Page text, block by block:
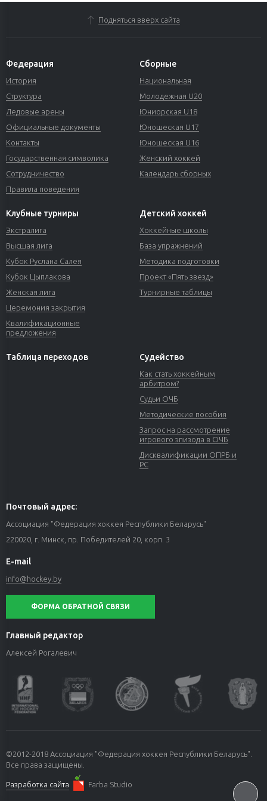
Подняться вверх сайта
Федерация
История
Структура
Ледовые арены
Официальные документы
Контакты
Государственная символика
Сотрудничество
Правила поведения
Сборные
Национальная
Молодежная U20
Юниорская U18
Юношеская U17
Юношеская U16
Женский хоккей
Календарь сборных
Клубные турниры
Экстралига
Высшая лига
Кубок Руслана Салея
Кубок Цыплакова
Женская лига
Церемония закрытия
Квалификационные
предложения
Детский хоккей
Хоккейные школы
База упражнений
Методика подготовки
Проект «Пять звезд»
Турнирные таблицы
Таблица переходов Судейство
Как стать хоккейным
арбитром?
Судьи ОЧБ
Методические пособия
Запрос на рассмотрение
игрового эпизода в ОЧБ
Дисквалификации ОПРБ и
РС
Почтовый адрес:
Ассоциация "Федерация хоккея Республики Беларусь"
220020, г. Минск, пр. Победителей 20, корп. 3
E-mail
info@hockey.by
ФОРМА ОБРАТНОЙ СВЯЗИ
Главный редактор
Алексей Рогалевич
©2012-2018 Ассоциация "Федерация хоккея Республики Беларусь".
Все права защищены.
Разработка сайта Farba Studio